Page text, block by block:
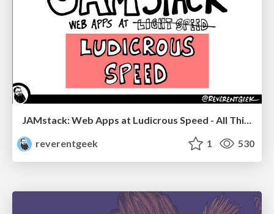
JAMstack: Web Apps at Ludicrous Speed - All Things Open 2022
reverentgeek
1 530